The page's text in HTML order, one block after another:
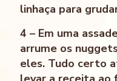
linhaça para
4 – Em uma
arrume os
eles. Tudo certo